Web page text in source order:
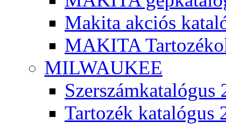
Makita akciós
MAKITA
MILWAUKEE
Szerszámkatalógus
Tartozék katalógus